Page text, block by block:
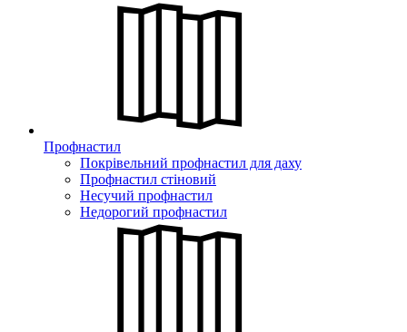
Профнастил
Покрівельний профнастил для даху
Профнастил стіновий
Несучий профнастил
Недорогий профнастил